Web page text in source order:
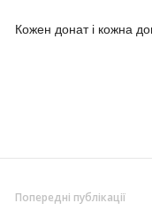
Кожен донат і кожна
Попередні публікації